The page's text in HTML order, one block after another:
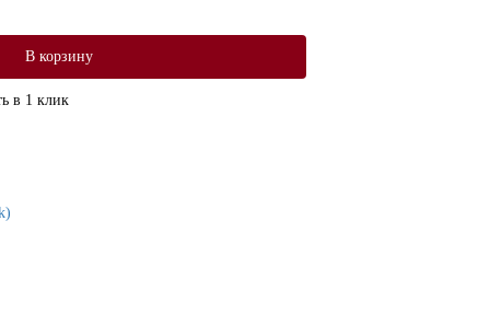
В корзину
в 1 клик